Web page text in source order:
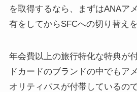
を取得するなら、まずはANAア
有をしてからSFCへの切り替え
年会費以上の旅行特化な特典が
ドカードのブランドの中でもア
オリティパスが付帯しているので